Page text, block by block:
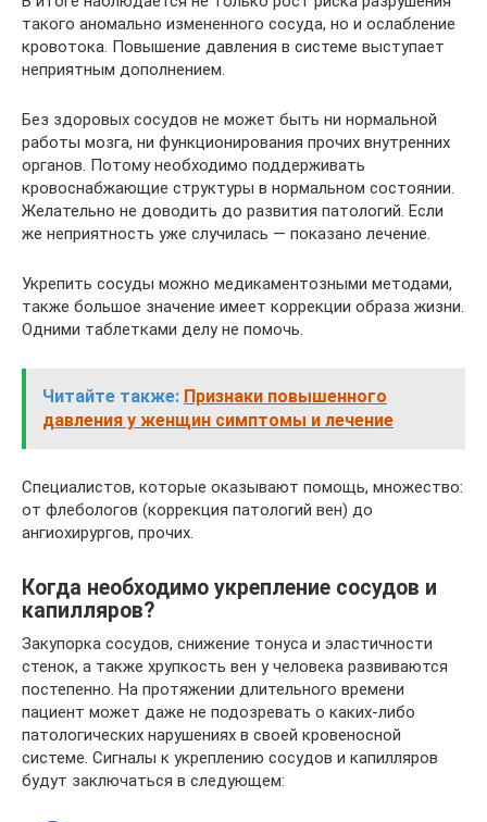
такого аномально измененного сосуда, но и ослабление
кровотока. Повышение давления в системе выступает
неприятным дополнением.
Без здоровых сосудов не может быть ни нормальной
работы мозга, ни функционирования прочих внутренних
органов. Потому необходимо поддерживать
кровоснабжающие структуры в нормальном состоянии.
Желательно не доводить до развития патологий. Если
же неприятность уже случилась — показано лечение.
Укрепить сосуды можно медикаментозными методами,
также большое значение имеет коррекции образа жизни.
Одними таблетками делу не помочь.
Читайте также: Признаки повышенного
давления у женщин симптомы и лечение
Специалистов, которые оказывают помощь, множество:
от флебологов (коррекция патологий вен) до
ангиохирургов, прочих.
Когда необходимо укрепление сосудов и
капилляров?
Закупорка сосудов, снижение тонуса и эластичности
стенок, а также хрупкость вен у человека развиваются
постепенно. На протяжении длительного времени
пациент может даже не подозревать о каких-либо
патологических нарушениях в своей кровеносной
системе. Сигналы к укреплению сосудов и капилляров
будут заключаться в следующем: